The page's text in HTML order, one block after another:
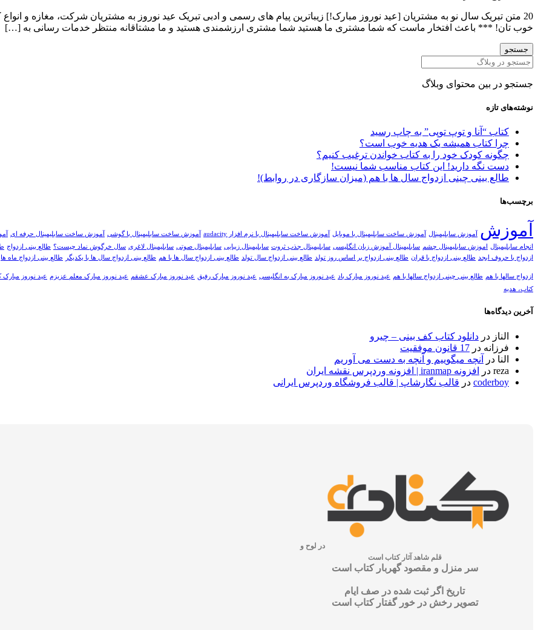
20 متن تبریک سال نو به مشتریان [عید نوروز مبارک!] زیباترین پیام های رسمی و ادبی تبریک عید نوروز به مشتریان شرکت، مغازه و
خوب تان! *** باعث افتخار ماست که شما مشتری ما هستید شما مشتری ارزشمندی هستید و ما مشتاقانه منتظر خدمات رسانی به […]
جستجو
جستجو در بین محتوای وبلاگ
نوشته‌های تازه
کتاب “آنا و توپ توپی” به چاپ رسید
چرا کتاب همیشه یک هدیه خوب است؟
چگونه کودک خود را به کتاب خواندن ترغیب کنیم؟
دست نگه دارید! این کتاب مناسب شما نیست!
طالع بینی چینی ازدواج سال ها با هم (میزان سازگاری در روابط)!
برچسب‌ها
آموزش آموزش سابلیمینال آموزش ساخت سابلیمینال با موبایل آموزش ساخت سابلیمینال با نرم افزار audacity آموزش ساخت سابلیمینال با گوشی آموزش ساخت سابلیمینال حرفه ای
انجام سابلیمینال
اموزش سابلیمینال چشم سابلیمینال آموزش زبان انگلیسی سابلیمینال جذب ثروت سابلیمینال زیبایی سابلیمینال صوتی سابلیمینال لاغری سال خرگوش نماد چیست؟ طالع بینی ازدواج
ازدواج با حروف ابجد
طالع بینی ازدواج با قران طالع بینی ازدواج بر اساس روز تولد طالع بینی ازدواج سال تولد طالع بینی ازدواج سال ها با هم طالع بینی ازدواج سال ها با یکدیگر طالع بینی ازدواج ماه ها
ازدواج سالها با هم طالع بینی چینی ازدواج سالها با هم عید نوروز مبارک باد عید نوروز مبارک به انگلیسی عید نوروز مبارک رفیق عید نوروز مبارک عشقم عید نوروز مبارک معلم عزیزم عید نوروز مبارک
کتاب، هدیه
آخرین دیدگاه‌ها
الناز در دانلود کتاب کف بینی – چیرو
فرزانه در 17 قانون موفقیت
النا در
آنچه میگوییم و آنچه به دست می آوریم
reza در
افزونه iranmap | افزونه وردپرس نقشه ایران
coderboy در قالب نگارشاپ | قالب فروشگاه وردپرس ایرانی
در لوح و
قلم شاهد آثار کتاب است
سر منزل و مقصود گهربار کتاب است
تاریخ اگر ثبت شده در صف ایام
تصویر رخش در خور گفتار کتاب است